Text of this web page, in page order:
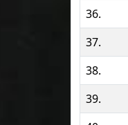
36.
37.
38.
39.